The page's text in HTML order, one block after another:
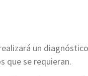
un
que se requieran.